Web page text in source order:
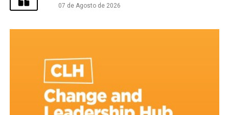
07 de Agosto de 2026